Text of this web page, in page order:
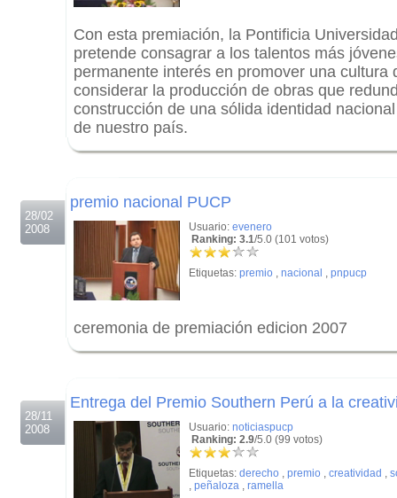
Con esta premiación, la Pontificia
pretende consagrar a los talentos más
permanente interés en promover una cultura
considerar la producción de obras que
construcción de una sólida identidad
de nuestro país.
28/02
2008
premio nacional PUCP
Usuario: evenero
Ranking: 3.1/5.0 (101 votos)
Etiquetas: premio , nacional , pnpucp
ceremonia de premiación edicion 2007
28/11
2008
Entrega del Premio Southern Perú a la
Usuario: noticiaspucp
Ranking: 2.9/5.0 (99 votos)
Etiquetas: derecho , premio , creatividad ,
, peñaloza , ramella